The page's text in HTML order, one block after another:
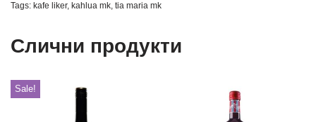
Tags: kafe liker, kahlua mk, tia maria mk
Слични продукти
Sale!